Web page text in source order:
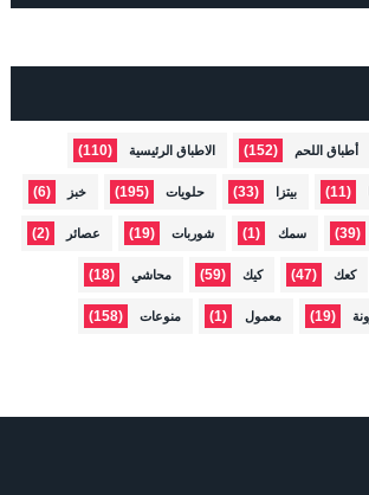
أطباق اللحم (152) الاطباق الرئيسية (110)
(11) بيتزا (33) حلويات (195) خبز (6)
(39) سمك (1) شوربات (19) عصائر (2)
كعك (47) كيك (59) محاشي (18)
(19) معمول (1) منوعات (158)